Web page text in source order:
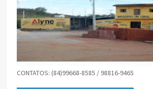
CONTATOS: (84)99668-8585 / 98816-9465